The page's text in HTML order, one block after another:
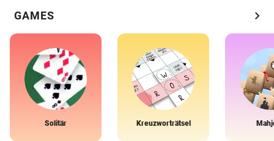
GAMES chevron_right
Solitär Kreuzworträtsel